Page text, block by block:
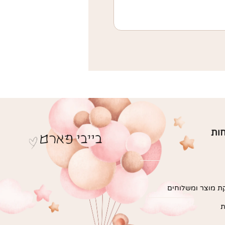
מוצר ומשלוחים